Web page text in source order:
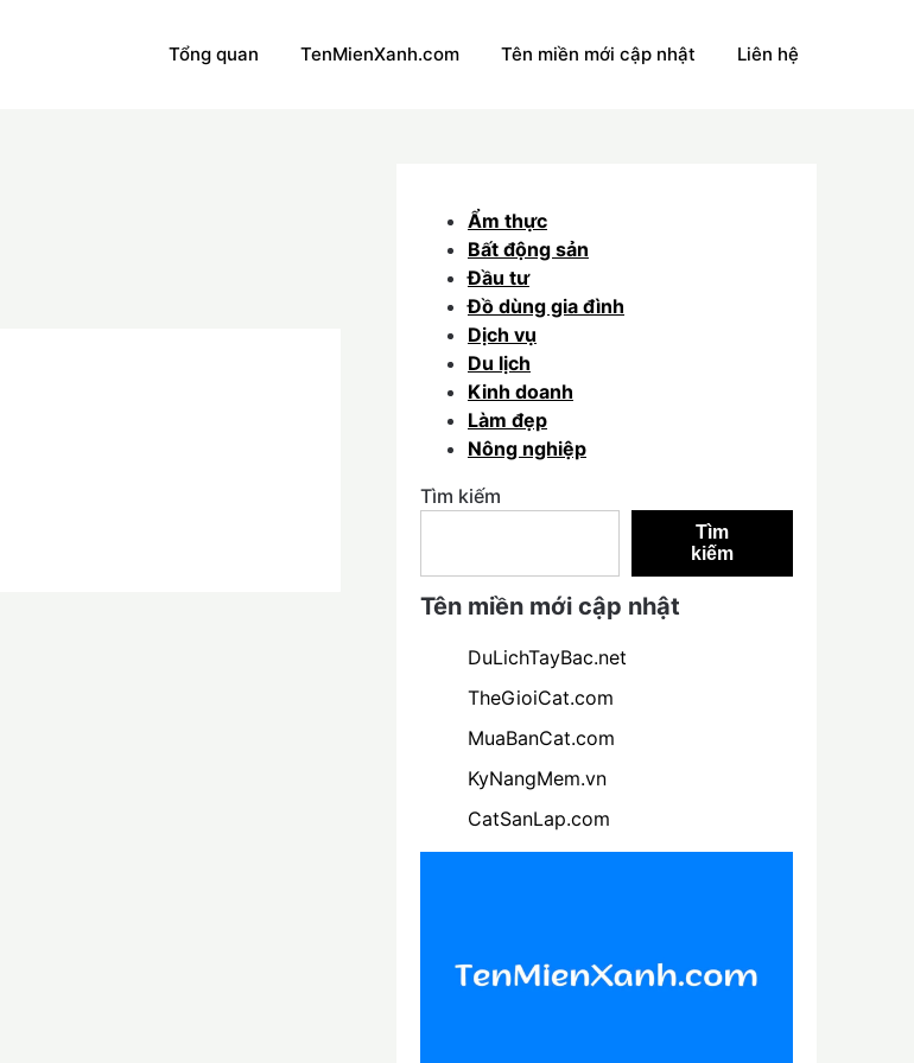
Tổng quan TenMienXanh.com Tên miền mới cập nhật Liên hệ
Ẩm thực
Bất động sản
Đầu tư
Đồ dùng gia đình
Dịch vụ
Du lịch
Kinh doanh
Làm đẹp
Nông nghiệp
Tìm kiếm
Tìm
kiếm
Tên miền mới cập nhật
DuLichTayBac.net
TheGioiCat.com
MuaBanCat.com
KyNangMem.vn
CatSanLap.com